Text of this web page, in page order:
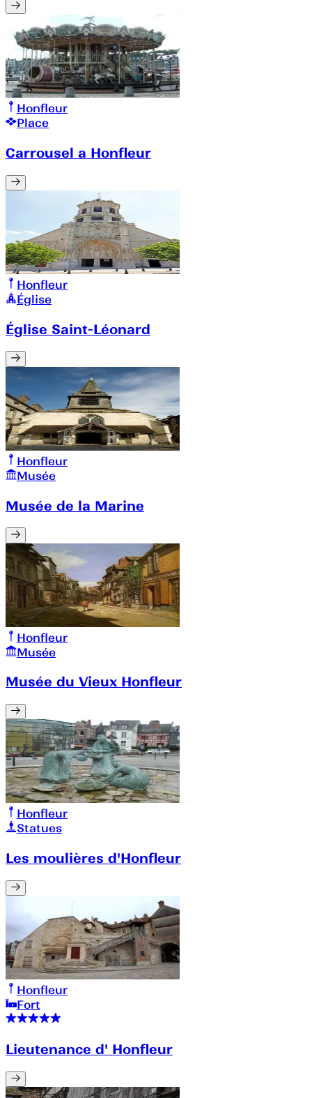
Honfleur
Place
Carrousel a Honfleur
Honfleur
Église
Église Saint-Léonard
Honfleur
Musée
Musée de la Marine
Honfleur
Musée
Musée du Vieux Honfleur
Honfleur
Statues
Les moulières d'Honfleur
Honfleur
Fort
Lieutenance d' Honfleur